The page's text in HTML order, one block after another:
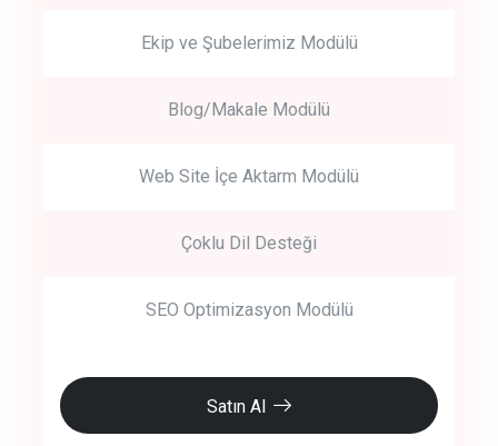
Ekip ve Şubelerimiz Modülü
Blog/Makale Modülü
Web Site İçe Aktarm Modülü
Çoklu Dil Desteği
SEO Optimizasyon Modülü
Satın Al